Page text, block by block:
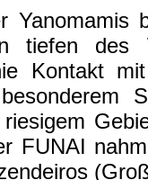
tiefen des
Kontakt mit
FUNAI